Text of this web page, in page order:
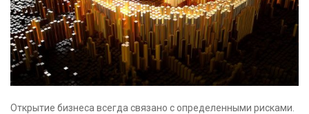
Открытие бизнеса всегда связано с определенными рисками.